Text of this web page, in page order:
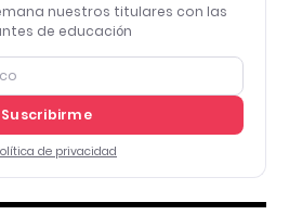
nuestros titulares con las
de educación
Suscribirme
de privacidad